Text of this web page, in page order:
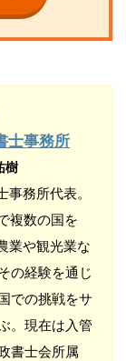
士事務所
樹
事務所代表。
複数の国を
業や観光業な
の経験を通じ
での挑戦をサ
。現在は入管
書士会所属